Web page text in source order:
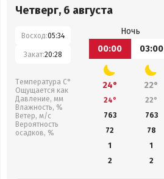
Четверг, 6 августа
Восход:05:34
Закат:20:28
Температура С°
Ощущается как
Давление, мм
Влажность, %
Ветер, м/с
Вероятность
осадков, %
Ночь
00:00
03:00
24° 22°
24° 22°
763
763
72
78
1
1
2
2